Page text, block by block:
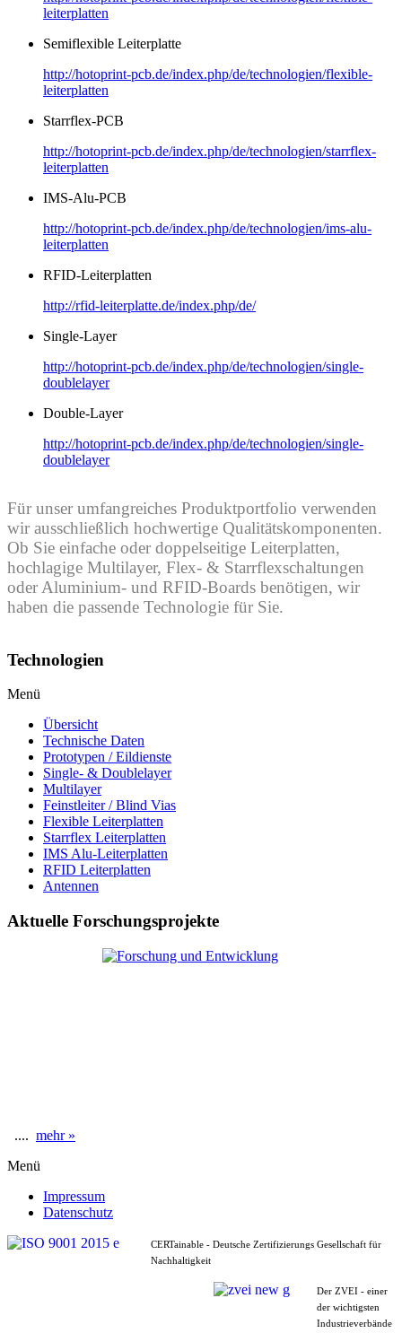
leiterplatten
Semiflexible Leiterplatte
http://hotoprint-pcb.de/index.php/de/technologien/flexible-
leiterplatten
Starrflex-PCB
http://hotoprint-pcb.de/index.php/de/technologien/starrflex-
leiterplatten
IMS-Alu-PCB
http://hotoprint-pcb.de/index.php/de/technologien/ims-alu-
leiterplatten
RFID-Leiterplatten
http://rfid-leiterplatte.de/index.php/de/
Single-Layer
http://hotoprint-pcb.de/index.php/de/technologien/single-
doublelayer
Double-Layer
http://hotoprint-pcb.de/index.php/de/technologien/single-
doublelayer
Für unser umfangreiches Produktportfolio verwenden
wir ausschließlich hochwertige Qualitätskomponenten.
Ob Sie einfache oder doppelseitige Leiterplatten,
hochlagige Multilayer, Flex- & Starrflexschaltungen
oder Aluminium- und RFID-Boards benötigen, wir
haben die passende Technologie für Sie.
Technologien
Menü
Übersicht
Technische Daten
Prototypen / Eildienste
Single- & Doublelayer
Multilayer
Feinstleiter / Blind Vias
Flexible Leiterplatten
Starrflex Leiterplatten
IMS Alu-Leiterplatten
RFID Leiterplatten
Antennen
Aktuelle Forschungsprojekte
.... mehr »
Menü
Impressum
Datenschutz
CERTainable - Deutsche Zertifizierungs Gesellschaft für
Nachhaltigkeit
Der ZVEI - einer
der wichtigsten
Industrieverbände